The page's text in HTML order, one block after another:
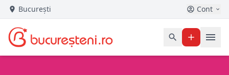
București Cont